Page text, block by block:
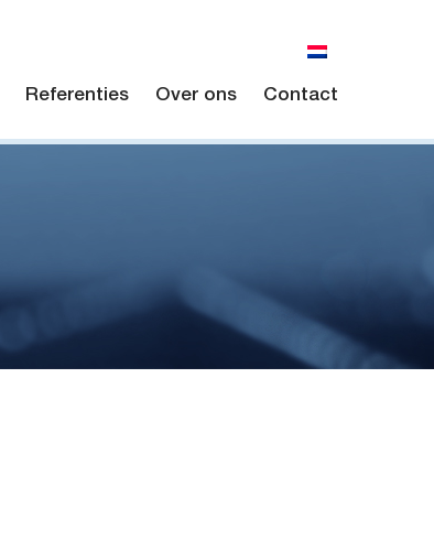
Referenties Over ons Contact